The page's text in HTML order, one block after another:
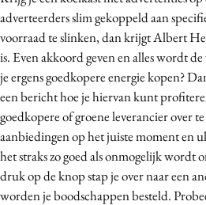
Gedragsverandering
Influencer marketing
Interne communicatie
Martech
Media
Merkstrategie
PR
Programmatic
Purpose Marketing
adverteerders slim gekoppeld aan
voorraad te slinken, dan krijgt Albert
is. Even akkoord geven en alles wordt
je ergens goedkopere energie kopen?
een bericht hoe je hiervan kunt
goedkopere of groene leverancier over
aanbiedingen op het juiste moment en
het straks zo goed als onmogelijk wordt
druk op de knop stap je over naar een
worden je boodschappen besteld.